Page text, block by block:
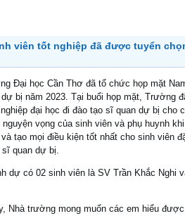
viên tốt nghiệp đã được tuyển
Đại học Cần Thơ đã tổ chức họp mặt
bị năm 2023. Tại buổi họp mặt, Trường
đại học đi đào tạo sĩ quan dự bị cho
vọng của sinh viên và phụ huynh
tạo mọi điều kiện tốt nhất cho sinh viên
sĩ quan dự bị.
có 02 sinh viên là SV Trần Khắc Nghi
trường mong muốn các em hiểu